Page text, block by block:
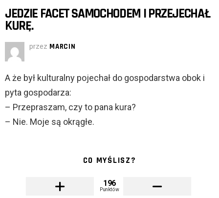
JEDZIE FACET SAMOCHODEM I PRZEJECHAŁ
KURĘ.
przez MARCIN
A że był kulturalny pojechał do gospodarstwa obok i
pyta gospodarza:
– Przepraszam, czy to pana kura?
– Nie. Moje są okrągłe.
CO MYŚLISZ?
196
Punktów